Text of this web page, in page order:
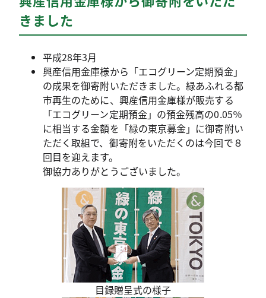
きました
平成28年3月
興産信用金庫様から「エコグリーン定期預金」
の成果を御寄附いただきました。緑あふれる都
市再生のために、興産信用金庫様が販売する
「エコグリーン定期預金」の預金残高の0.05％
に相当する金額を「緑の東京募金」に御寄附い
ただく取組で、御寄附をいただくのは今回で８
回目を迎えます。
御協力ありがとうございました。
目録贈呈式の様子